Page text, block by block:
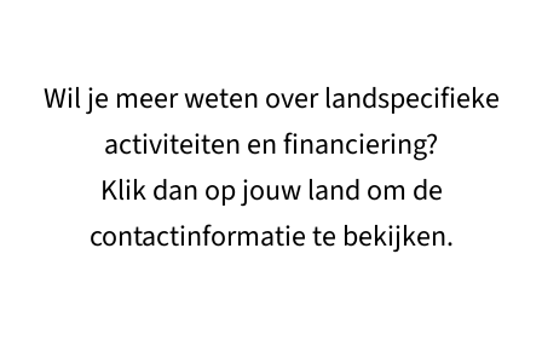
Wil je meer weten over landspecifieke
activiteiten en financiering?
Klik dan op jouw land om de
contactinformatie te bekijken.